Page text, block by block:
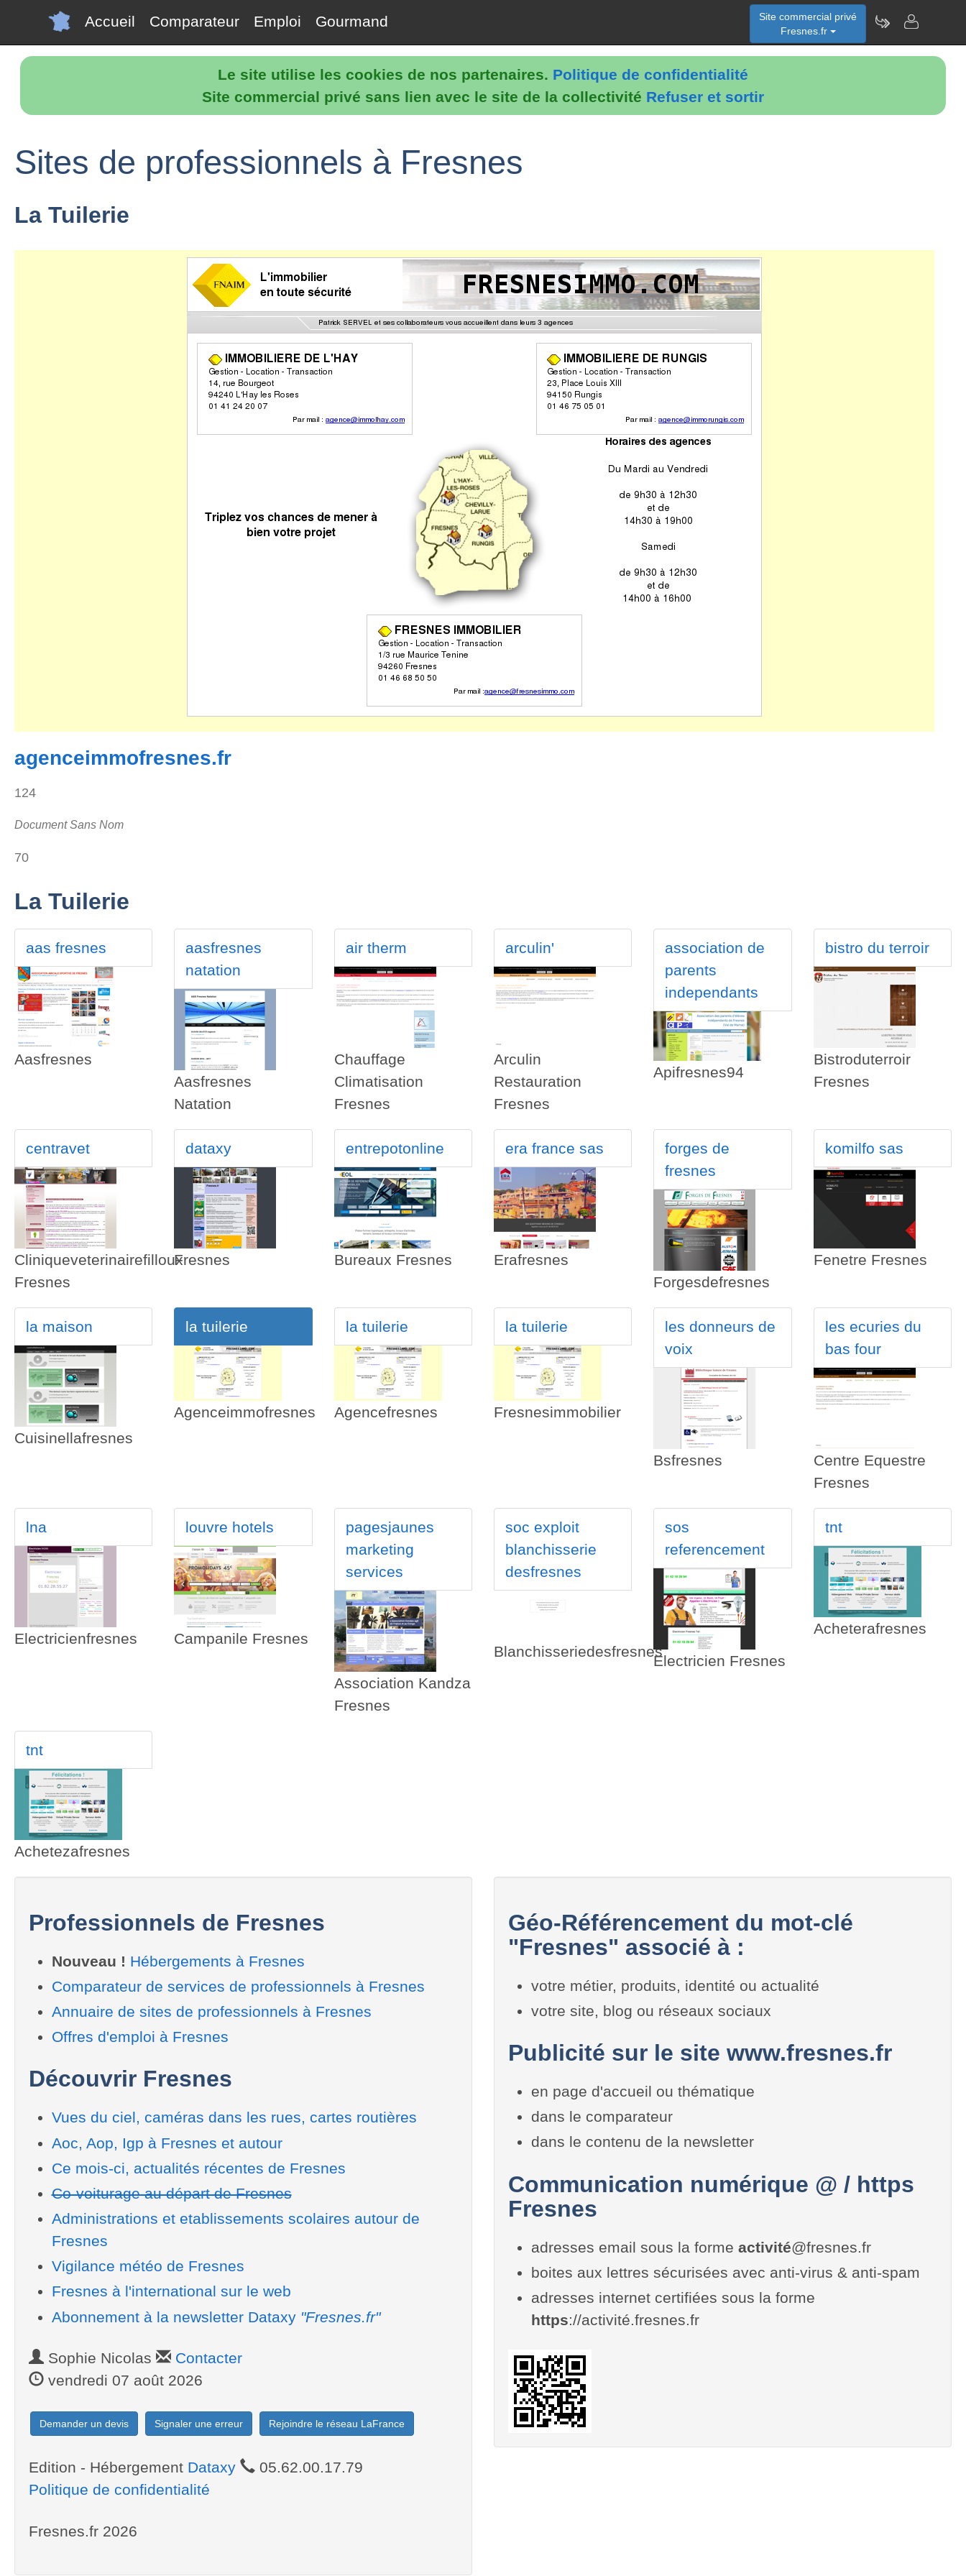
Le site utilise les cookies de nos partenaires. Politique de confidentialité
Site commercial privé sans lien avec le site de la collectivité Refuser et sortir
Accueil Comparateur Emploi Gourmand
Site commercial privé
Fresnes.fr
Sites de professionnels à Fresnes
La Tuilerie
agenceimmofresnes.fr
124
Document Sans Nom
70
La Tuilerie
aas fresnes
Aasfresnes
aasfresnes
natation
Aasfresnes
Natation
air therm
Chauffage
Climatisation
Fresnes
arculin'
Arculin
Restauration
Fresnes
association de
parents
independants
Apifresnes94
bistro du terroir
Bistroduterroir
Fresnes
centravet
Cliniqueveterinairefilloux
Fresnes
dataxy
Fresnes
entrepotonline
Bureaux Fresnes
era france sas
Erafresnes
forges de
fresnes
Forgesdefresnes
komilfo sas
Fenetre Fresnes
la maison
Cuisinellafresnes
la tuilerie
Agenceimmofresnes
la tuilerie
Agencefresnes
la tuilerie
Fresnesimmobilier
les donneurs de
voix
Bsfresnes
les ecuries du
bas four
Centre Equestre
Fresnes
lna
Electricienfresnes
louvre hotels
Campanile Fresnes
pagesjaunes
marketing
services
Association Kandza
Fresnes
soc exploit
blanchisserie
desfresnes
Blanchisseriedesfresnes
sos
referencement
Electricien Fresnes
tnt
Acheterafresnes
tnt
Achetezafresnes
Professionnels de Fresnes
Nouveau ! Hébergements à Fresnes
Comparateur de services de professionnels à Fresnes
Annuaire de sites de professionnels à Fresnes
Offres d'emploi à Fresnes
Découvrir Fresnes
Vues du ciel, caméras dans les rues, cartes routières
Aoc, Aop, Igp à Fresnes et autour
Ce mois-ci, actualités récentes de Fresnes
Co-voiturage au départ de Fresnes
Administrations et etablissements scolaires autour de
Fresnes
Vigilance météo de Fresnes
Fresnes à l'international sur le web
Abonnement à la newsletter Dataxy "Fresnes.fr"
Sophie Nicolas
Contacter
vendredi 07 août 2026
Demander un devis Signaler une erreur Rejoindre le réseau LaFrance
Edition - Hébergement Dataxy
05.62.00.17.79
Politique de confidentialité
Fresnes.fr 2026
Géo-Référencement du mot-clé
"Fresnes" associé à :
votre métier, produits, identité ou actualité
votre site, blog ou réseaux sociaux
Publicité sur le site www.fresnes.fr
en page d'accueil ou thématique
dans le comparateur
dans le contenu de la newsletter
Communication numérique @ / https
Fresnes
adresses email sous la forme activité@fresnes.fr
boites aux lettres sécurisées avec anti-virus & anti-spam
adresses internet certifiées sous la forme
https://activité.fresnes.fr